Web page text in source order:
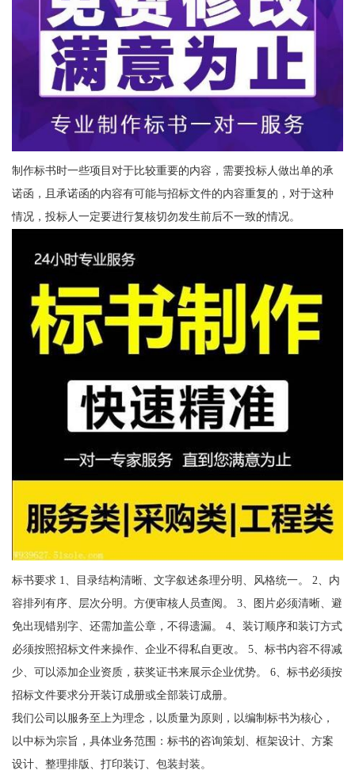
制作标书时一些项目对于比较重要的内容，需要投标人做出单的承
诺函，且承诺函的内容有可能与招标文件的内容重复的，对于这种
情况，投标人一定要进行复核切勿发生前后不一致的情况。
标书要求 1、目录结构清晰、文字叙述条理分明、风格统一。 2、内
容排列有序、层次分明。方便审核人员查阅。 3、图片必须清晰、避
免出现错别字、还需加盖公章，不得遗漏。 4、装订顺序和装订方式
必须按照招标文件来操作、企业不得私自更改。 5、标书内容不得减
少、可以添加企业资质，获奖证书来展示企业优势。 6、标书必须按
招标文件要求分开装订成册或全部装订成册。
我们公司以服务至上为理念，以质量为原则，以编制标书为核心，
以中标为宗旨，具体业务范围：标书的咨询策划、框架设计、方案
设计、整理排版、打印装订、包装封装。